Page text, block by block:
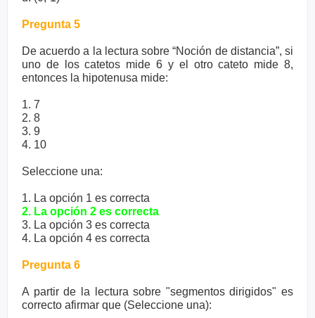
Pregunta 5
De acuerdo a la lectura sobre “Noción de distancia”, si
uno de los catetos mide 6 y el otro cateto mide 8,
entonces la hipotenusa mide:
1. 7
2. 8
3. 9
4. 10
Seleccione una:
1. La opción 1 es correcta
2. La opción 2 es correcta
3. La opción 3 es correcta
4. La opción 4 es correcta
Pregunta 6
A partir de la lectura sobre "segmentos dirigidos" es
correcto afirmar que (Seleccione una):